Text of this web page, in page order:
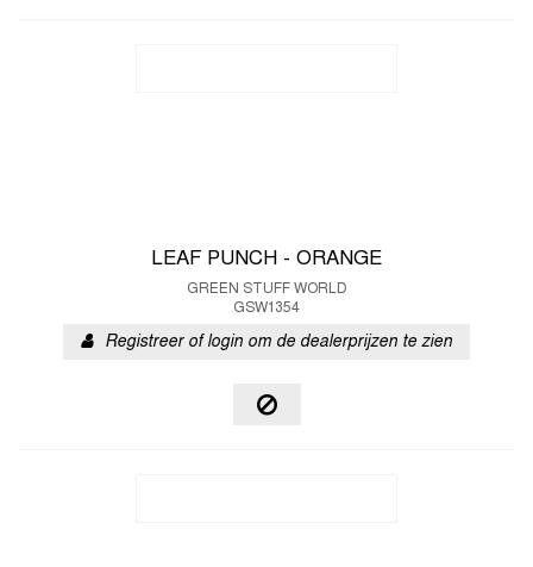
LEAF PUNCH - ORANGE
GREEN STUFF WORLD
GSW1354
Registreer of login om de dealerprijzen te zien